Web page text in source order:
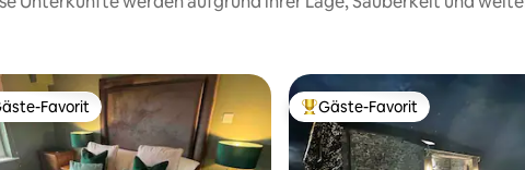
Gäste-Favorit.
Favorit Beliebter Gäste-Favorit.
Gäste-Favorit